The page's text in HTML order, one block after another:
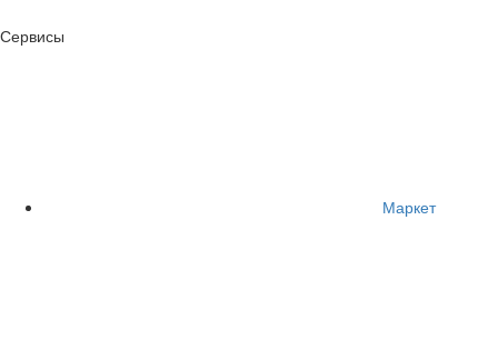
Сервисы
Маркет